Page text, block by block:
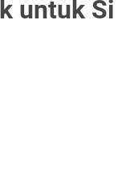
untuk Si